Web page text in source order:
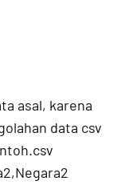
asal, karena
data csv